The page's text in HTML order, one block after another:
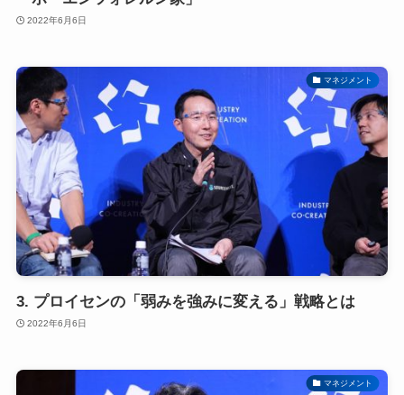
2022年6月6日
マネジメント
3. プロイセンの「弱みを強みに変える」戦略とは
2022年6月6日
マネジメント